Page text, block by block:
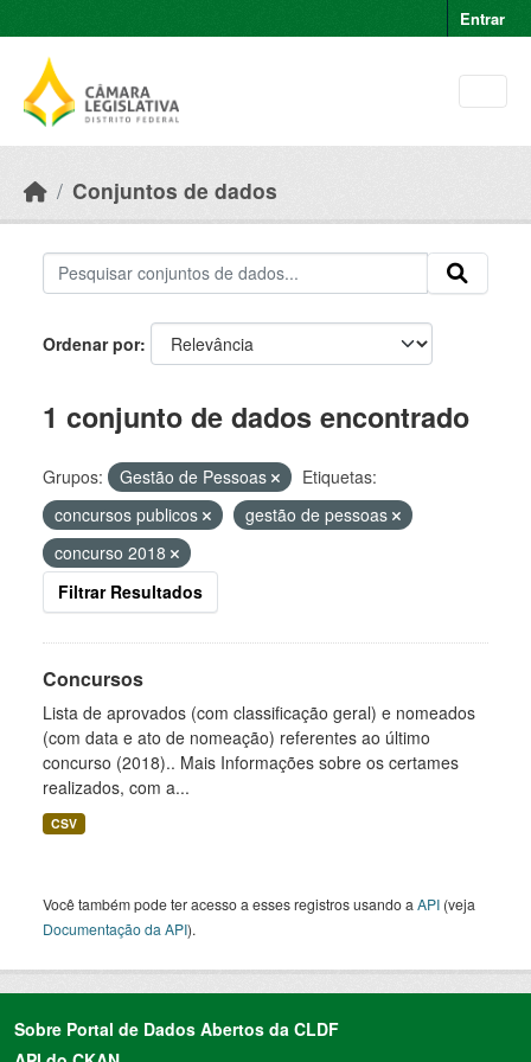
Entrar
Conjuntos de dados
Ordenar por
1 conjunto de dados encontrado
Grupos: Gestão de Pessoas
Etiquetas:
concursos publicos
gestão de pessoas
concurso 2018
Filtrar Resultados
Concursos
Lista de aprovados (com classificação geral) e nomeados
(com data e ato de nomeação) referentes ao último
concurso (2018).. Mais Informações sobre os certames
realizados, com a...
CSV
Você também pode ter acesso a esses registros usando a API (veja
Documentação da API).
Sobre Portal de Dados Abertos da CLDF